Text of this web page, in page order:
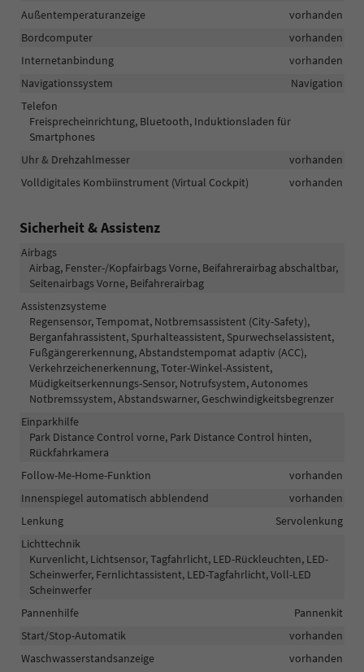
Außentemperaturanzeige
vorhanden
Bordcomputer
vorhanden
Internetanbindung
vorhanden
Navigationssystem
Navigation
Telefon
Freisprecheinrichtung, Bluetooth, Induktionsladen für
Smartphones
Uhr & Drehzahlmesser
vorhanden
Volldigitales Kombiinstrument (Virtual Cockpit)
vorhanden
Sicherheit & Assistenz
Airbags
Airbag, Fenster-/Kopfairbags Vorne, Beifahrerairbag abschaltbar,
Seitenairbags Vorne, Beifahrerairbag
Assistenzsysteme
Regensensor, Tempomat, Notbremsassistent (City-Safety),
Berganfahrassistent, Spurhalteassistent, Spurwechselassistent,
Fußgängererkennung, Abstandstempomat adaptiv (ACC),
Verkehrzeichenerkennung, Toter-Winkel-Assistent,
Müdigkeitserkennungs-Sensor, Notrufsystem, Autonomes
Notbremssystem, Abstandswarner, Geschwindigkeitsbegrenzer
Einparkhilfe
Park Distance Control vorne, Park Distance Control hinten,
Rückfahrkamera
Follow-Me-Home-Funktion
vorhanden
Innenspiegel automatisch abblendend
vorhanden
Lenkung
Servolenkung
Lichttechnik
Kurvenlicht, Lichtsensor, Tagfahrlicht, LED-Rückleuchten, LED-
Scheinwerfer, Fernlichtassistent, LED-Tagfahrlicht, Voll-LED
Scheinwerfer
Pannenhilfe
Pannenkit
Start/Stop-Automatik
vorhanden
Waschwasserstandsanzeige
vorhanden